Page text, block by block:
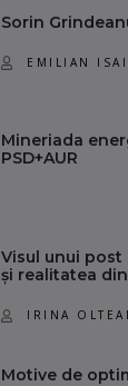
Sorin
EMILIAN
Mineriada
PSD+AUR
Visul unui post
și realitatea
IRINA
Motive de